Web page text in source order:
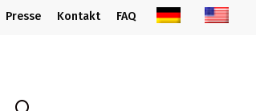
Presse Kontakt FAQ